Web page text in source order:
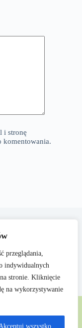
przeglądania,
indywidualnych
stronie. Kliknięcie
na wykorzystywanie
wszystko
i stronę
komentowania.
i zawodowy.
i dostępne
danym